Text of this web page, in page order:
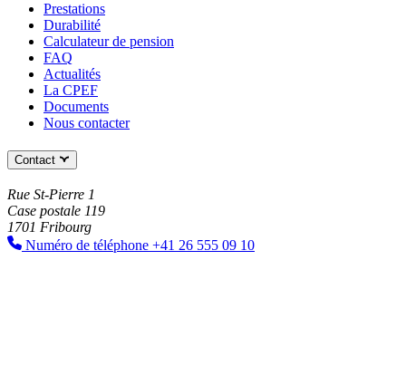
Prestations
Durabilité
Calculateur de pension
FAQ
Actualités
La CPEF
Documents
Nous contacter
Contact
Rue St-Pierre 1
Case postale 119
1701 Fribourg
Numéro de téléphone +41 26 555 09 10